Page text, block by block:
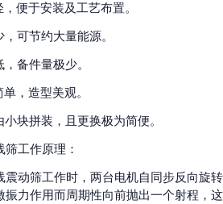
，便于安装及工艺布置。
，可节约大量能源。
，备件量极少。
，造型美观。
块拼装，且更换极为简便。
工作原理：
动筛工作时，两台电机自同步反向旋
力作用而周期性向前抛出一个射程，